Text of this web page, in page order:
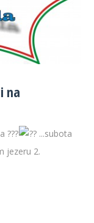
na
???
?? ...subota
jezeru 2.